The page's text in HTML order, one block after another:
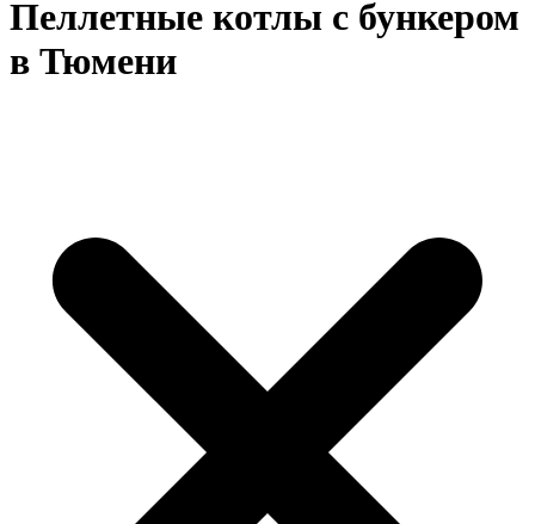
Пеллетные котлы с бункером
в Тюмени